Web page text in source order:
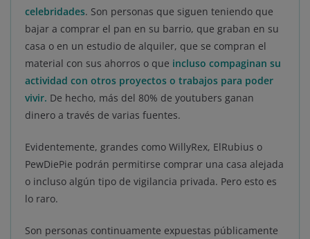
celebridades. Son personas que siguen teniendo que
bajar a comprar el pan en su barrio, que graban en su
casa o en un estudio de alquiler, que se compran el
material con sus ahorros o que incluso compaginan su
actividad con otros proyectos o trabajos para poder
vivir. De hecho, más del 80% de youtubers ganan
dinero a través de varias fuentes.
Evidentemente, grandes como WillyRex, ElRubius o
PewDiePie podrán permitirse comprar una casa alejada
o incluso algún tipo de vigilancia privada. Pero esto es
lo raro.
Son personas continuamente expuestas públicamente